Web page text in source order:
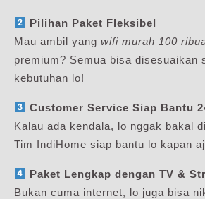
Pilihan Paket Fleksibel
Mau ambil yang wifi murah 100
premium? Semua bisa disesuaikan
kebutuhan lo!
Customer Service Siap Bantu
Kalau ada kendala, lo nggak bakal
Tim IndiHome siap bantu lo kapan
Paket Lengkap dengan TV &
Bukan cuma internet, lo juga bisa